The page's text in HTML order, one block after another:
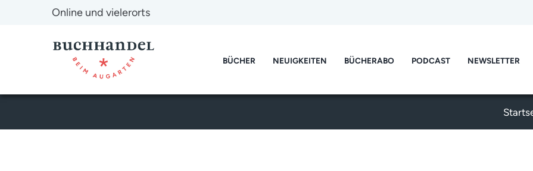
Online und vielerorts
BÜCHER NEUIGKEITEN BÜCHERABO PODCAST NEWSLETTER